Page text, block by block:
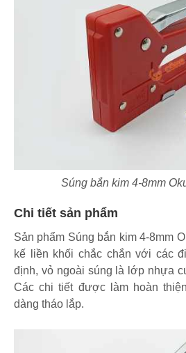
Súng bắn kim 4-8mm
Chi tiết sản phẩm
Sản phẩm Súng bắn kim 4-8mm
kế liền khối chắc chắn với các
định, vỏ ngoài súng là lớp nhựa
Các chi tiết được làm hoàn
dàng tháo lắp.